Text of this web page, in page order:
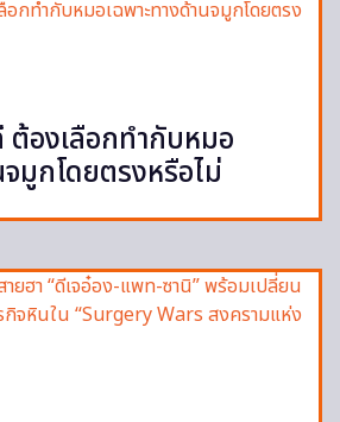
ต้องเลือกทำกับหมอ
จมูกโดยตรงหรือไม่